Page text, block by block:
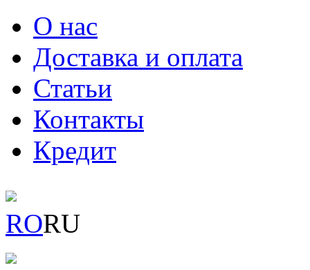
О нас
Доставка и оплата
Статьи
Контакты
Кредит
RORU